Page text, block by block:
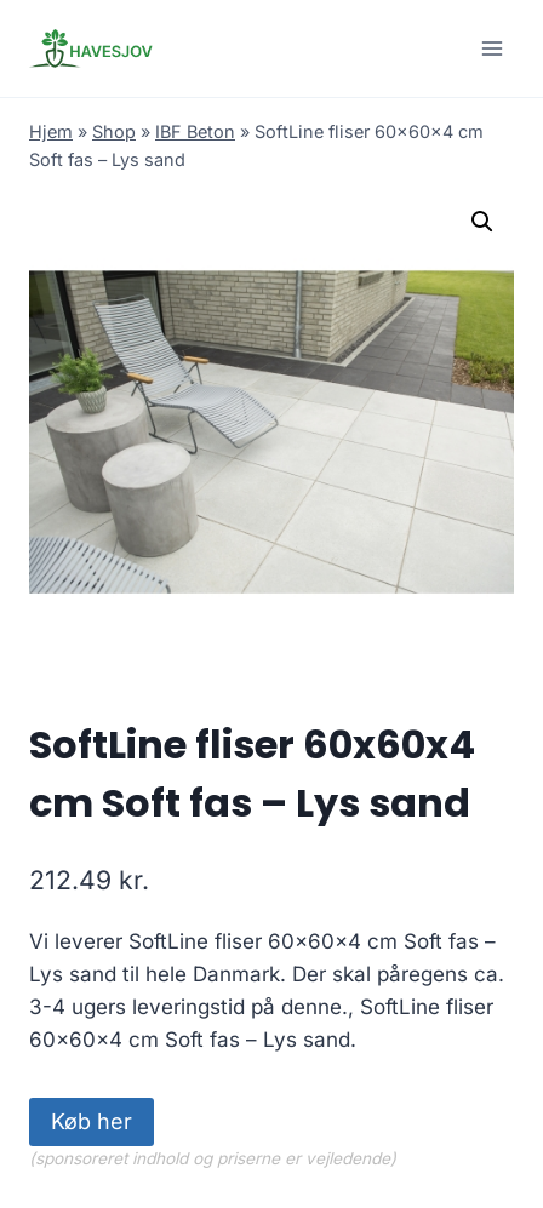
Hjem » Shop » IBF Beton » SoftLine fliser 60x60x4 cm
Soft fas – Lys sand
SoftLine fliser 60x60x4
cm Soft fas – Lys sand
212.49 kr.
Vi leverer SoftLine fliser 60x60x4 cm Soft fas –
Lys sand til hele Danmark. Der skal påregens ca.
3-4 ugers leveringstid på denne., SoftLine fliser
60x60x4 cm Soft fas – Lys sand.
Køb her
(sponsoreret indhold og priserne er vejledende)